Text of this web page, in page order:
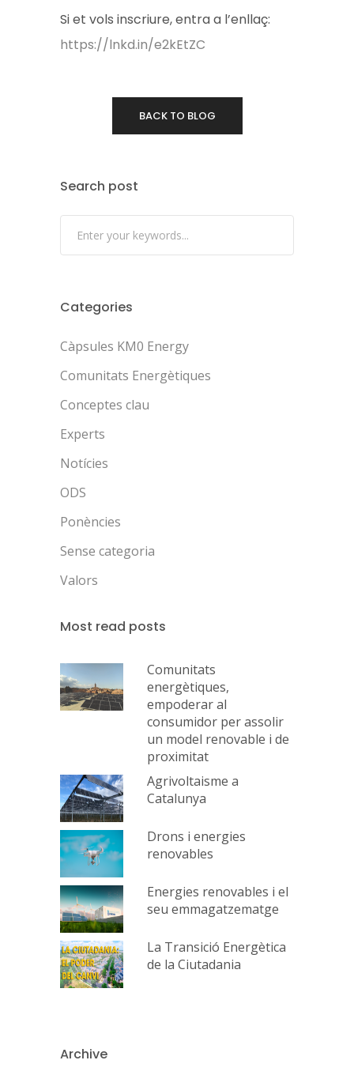
Si et vols inscriure, entra a l’enllaç:
https://lnkd.in/e2kEtZC
BACK TO BLOG
Search post
Categories
Càpsules KM0 Energy
Comunitats Energètiques
Conceptes clau
Experts
Notícies
ODS
Ponències
Sense categoria
Valors
Most read posts
Comunitats
energètiques,
empoderar al
consumidor per assolir
un model renovable i de
proximitat
Agrivoltaisme a
Catalunya
Drons i energies
renovables
Energies renovables i el
seu emmagatzematge
La Transició Energètica
de la Ciutadania
Archive